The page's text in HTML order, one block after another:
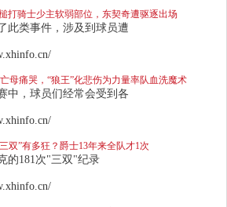
打骑士少主软弱部位，东契奇遭驱逐出场
此类事件，涉及到球员遭
母痛哭，“狼王”化悲伤为力量率队血洗魔术
中，球员们经常会受到各
双”有多狂？爵士13年来全队才1次
的181次"三双"纪录